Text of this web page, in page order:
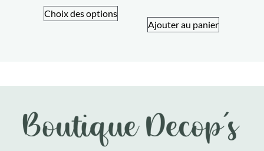
Choix des options
Ajouter au panier